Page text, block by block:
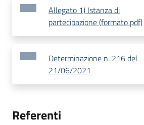
Allegato 1) Istanza di
partecipazione (formato pdf)
Determinazione n. 216 del
21/06/2021
Referenti